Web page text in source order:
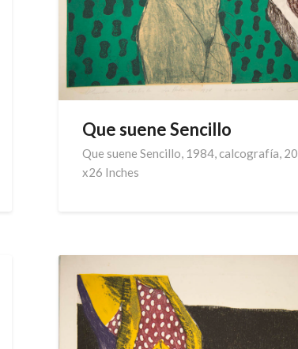
Que suene Sencillo
Que suene Sencillo, 1984, calcografía, 20
x26 Inches